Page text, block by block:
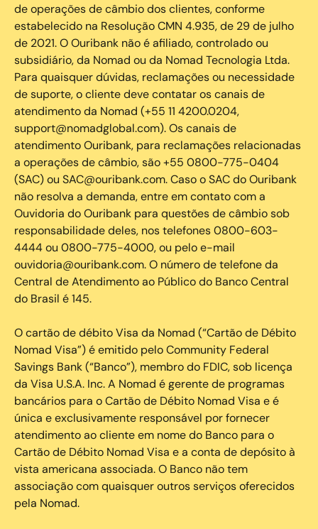
de operações de câmbio dos clientes, conforme
estabelecido na Resolução CMN 4.935, de 29 de julho
de 2021. O Ouribank não é afiliado, controlado ou
subsidiário, da Nomad ou da Nomad Tecnologia Ltda.
Para quaisquer dúvidas, reclamações ou necessidade
de suporte, o cliente deve contatar os canais de
atendimento da Nomad (+55 11 4200.0204,
support@nomadglobal.com). Os canais de
atendimento Ouribank, para reclamações relacionadas
a operações de câmbio, são +55 0800-775-0404
(SAC) ou SAC@ouribank.com. Caso o SAC do Ouribank
não resolva a demanda, entre em contato com a
Ouvidoria do Ouribank para questões de câmbio sob
responsabilidade deles, nos telefones 0800-603-
4444 ou 0800-775-4000, ou pelo e-mail
ouvidoria@ouribank.com. O número de telefone da
Central de Atendimento ao Público do Banco Central
do Brasil é 145.
O cartão de débito Visa da Nomad (“Cartão de Débito
Nomad Visa”) é emitido pelo Community Federal
Savings Bank (“Banco”), membro do FDIC, sob licença
da Visa U.S.A. Inc. A Nomad é gerente de programas
bancários para o Cartão de Débito Nomad Visa e é
única e exclusivamente responsável por fornecer
atendimento ao cliente em nome do Banco para o
Cartão de Débito Nomad Visa e a conta de depósito à
vista americana associada. O Banco não tem
associação com quaisquer outros serviços oferecidos
pela Nomad.